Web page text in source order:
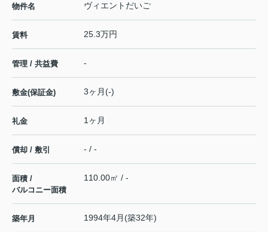
物件名 ヴィエントだいご
賃料 25.3万円
管理 / 共益費 -
敷金(保証金) 3ヶ月(-)
礼金 1ヶ月
償却 / 敷引 - / -
面積 /
バルコニー面積
110.00㎡ / -
築年月 1994年4月(築32年)